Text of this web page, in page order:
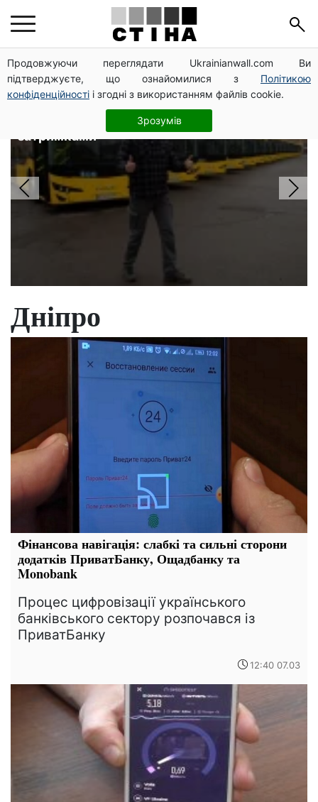
Продовжуючи переглядати Ukrainianwall.com Ви
підтверджуєте, що ознайомилися з Політикою
конфіденційності і згодні з використанням файлів cookie.
Зрозумів
Головні новини
Автобус №54 у Києві відновив рух
за власним маршрутом: курсують із
затримками
Дніпро
Фінансова навігація: слабкі та сильні сторони
додатків ПриватБанку, Ощадбанку та
Monobank
Процес цифровізації українського
банківського сектору розпочався із
ПриватБанку
12:40 07.03